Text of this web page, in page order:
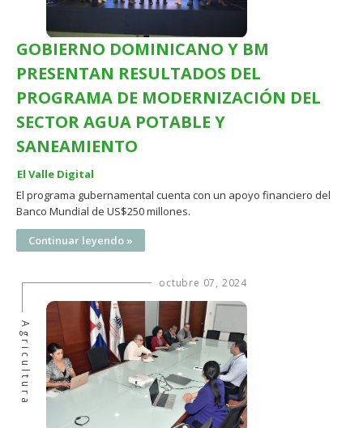
GOBIERNO DOMINICANO Y BM
PRESENTAN RESULTADOS DEL
PROGRAMA DE MODERNIZACIÓN DEL
SECTOR AGUA POTABLE Y
SANEAMIENTO
El Valle Digital
El programa gubernamental cuenta con un apoyo financiero del
Banco Mundial de US$250 millones.
Continuar leyendo »
octubre 07, 2024
Agricultura